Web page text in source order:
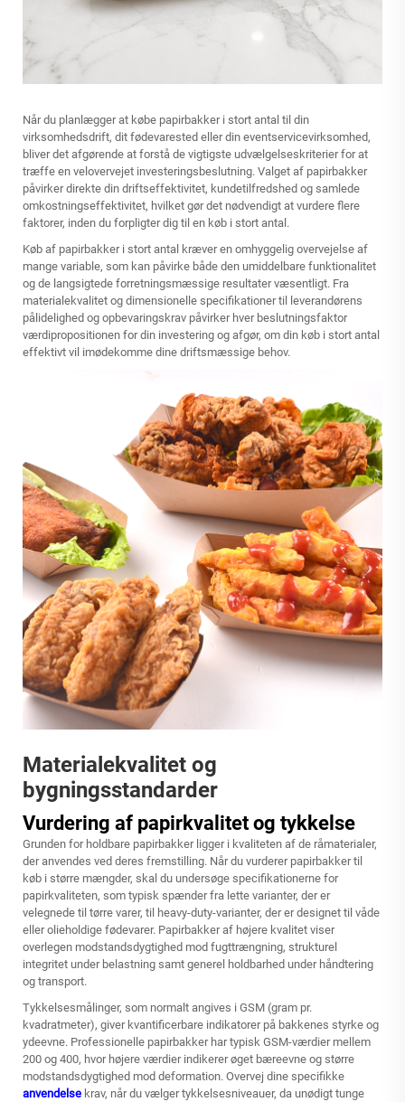
Når du planlægger at købe papirbakker i stort antal til din
virksomhedsdrift, dit fødevarested eller din eventservicevirksomhed,
bliver det afgørende at forstå de vigtigste udvælgelseskriterier for at
træffe en velovervejet investeringsbeslutning. Valget af papirbakker
påvirker direkte din driftseffektivitet, kundetilfredshed og samlede
omkostningseffektivitet, hvilket gør det nødvendigt at vurdere flere
faktorer, inden du forpligter dig til en køb i stort antal.
Køb af papirbakker i stort antal kræver en omhyggelig overvejelse af
mange variable, som kan påvirke både den umiddelbare funktionalitet
og de langsigtede forretningsmæssige resultater væsentligt. Fra
materialekvalitet og dimensionelle specifikationer til leverandørens
pålidelighed og opbevaringskrav påvirker hver beslutningsfaktor
værdipropositionen for din investering og afgør, om din køb i stort antal
effektivt vil imødekomme dine driftsmæssige behov.
Materialekvalitet og
bygningsstandarder
Vurdering af papirkvalitet og tykkelse
Grunden for holdbare papirbakker ligger i kvaliteten af de råmaterialer,
der anvendes ved deres fremstilling. Når du vurderer papirbakker til
køb i større mængder, skal du undersøge specifikationerne for
papirkvaliteten, som typisk spænder fra lette varianter, der er
velegnede til tørre varer, til heavy-duty-varianter, der er designet til våde
eller olieholdige fødevarer. Papirbakker af højere kvalitet viser
overlegen modstandsdygtighed mod fugttrængning, strukturel
integritet under belastning samt generel holdbarhed under håndtering
og transport.
Tykkelsesmålinger, som normalt angives i GSM (gram pr.
kvadratmeter), giver kvantificerbare indikatorer på bakkenes styrke og
ydeevne. Professionelle papirbakker har typisk GSM-værdier mellem
200 og 400, hvor højere værdier indikerer øget bæreevne og større
modstandsdygtighed mod deformation. Overvej dine specifikke
anvendelse krav, når du vælger tykkelsesniveauer, da unødigt tunge